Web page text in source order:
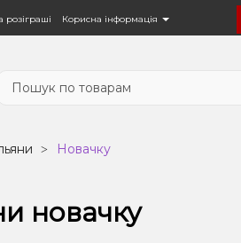
розіграші Корисна інформація
Новачку
новачку